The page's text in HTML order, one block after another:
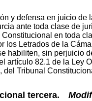
y defensa en juicio de
ante toda clase de
en toda
los Letrados de la
habiliten, sin perjuicio
artículo 82.1 de la Ley
del Tribunal
tercera.